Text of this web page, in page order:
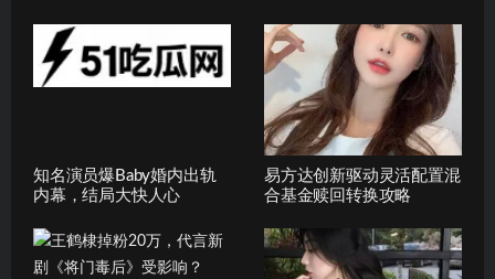
知名演员爆Baby婚内出轨
内幕，结局大快人心
易方达创新驱动灵活配置混
合基金赎回转换攻略